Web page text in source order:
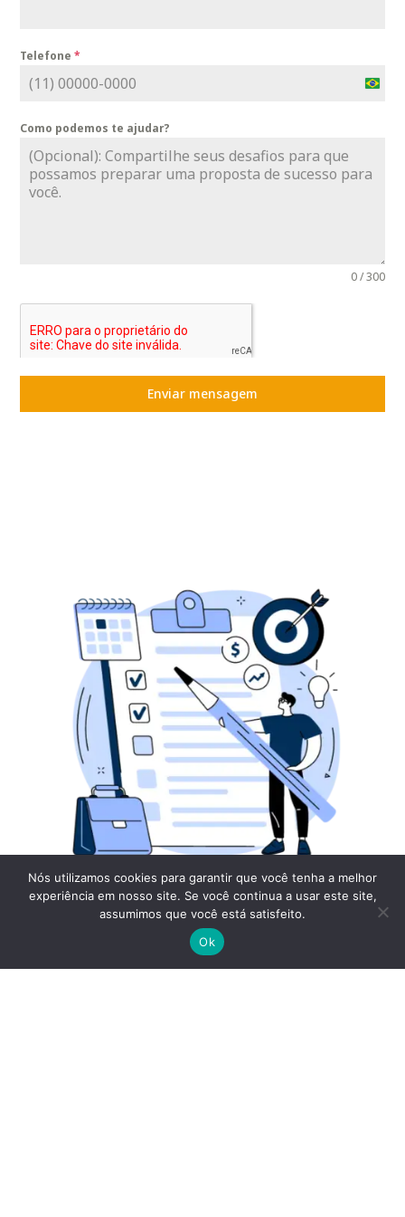
Telefone*
B
i
Como podemos te ajudar?
0 / 300
Enviar mensagem
Nós utilizamos cookies para garantir que você tenha a melhor
experiência em nosso site. Se você continua a usar este site,
assumimos que você está satisfeito.
Ok